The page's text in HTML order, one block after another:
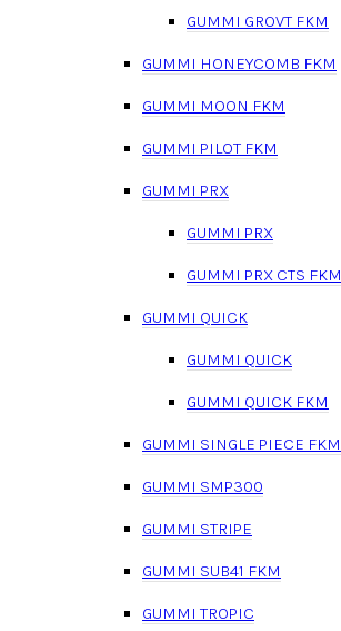
GUMMI GROVT FKM
GUMMI HONEYCOMB FKM
GUMMI MOON FKM
GUMMI PILOT FKM
GUMMI PRX
GUMMI PRX
GUMMI PRX CTS FKM
GUMMI QUICK
GUMMI QUICK
GUMMI QUICK FKM
GUMMI SINGLE PIECE FKM
GUMMI SMP300
GUMMI STRIPE
GUMMI SUB41 FKM
GUMMI TROPIC